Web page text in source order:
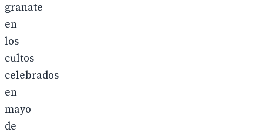
granate
en
los
cultos
celebrados
en
mayo
de